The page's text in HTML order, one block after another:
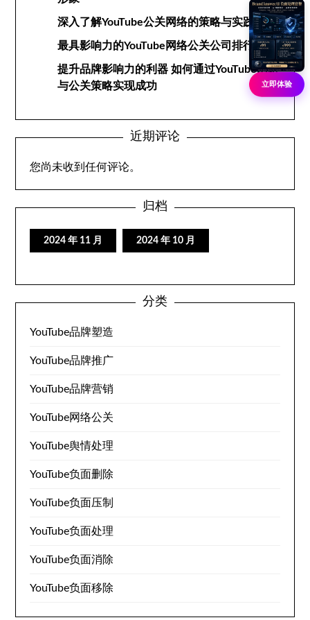
深入了解YouTube公关网络的策略与实践
最具影响力的YouTube网络公关公司排行榜
提升品牌影响力的利器 如何通过YouTube网络
与公关策略实现成功
近期评论
您尚未收到任何评论。
归档
2024 年 11 月 2024 年 10 月
分类
YouTube品牌塑造
YouTube品牌推广
YouTube品牌营销
YouTube网络公关
YouTube舆情处理
YouTube负面删除
YouTube负面压制
YouTube负面处理
YouTube负面消除
YouTube负面移除
立即体验